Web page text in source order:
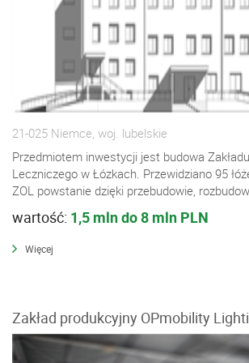
21-025 Niemce, woj. lubelskie
Przedmiotem inwestycji jest budowa
Leczniczego w Łózkach. Przewidziano 95
ZOL powstanie dzięki przebudowie,
wartość: 1,5 mln do 8 mln PLN
Więcej
Zakład produkcyjny OPmobility